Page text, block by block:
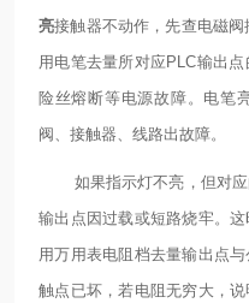
亮接触器不动作，先查电磁阀
用电笔去量所对应PLC输出
险丝熔断等电源故障。电笔
阀、接触器、线路出故障。
如果指示灯不亮，但对应
输出点因过载或短路烧牢。
用万用表电阻档去量输出点
触点已坏，若电阻无穷大，